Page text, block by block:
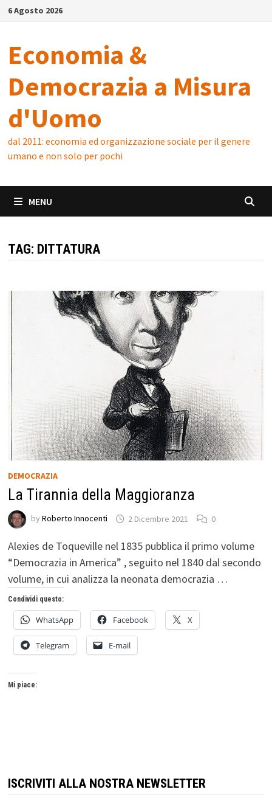
Skip6 Agosto 2026
Economia &
Democrazia a Misura
d'Uomo
dal 2011: economia ed organizzazione sociale per il genere
umano e non solo per pochi
MENU
TAG: DITTATURA
DEMOCRAZIA
La Tirannia della Maggioranza
by Roberto Innocenti 2 Dicembre 2021 0
Alexies de Toqueville nel 1835 pubblica il primo volume
“Democrazia in America” , seguito nel 1840 dal secondo
volume, in cui analizza la neonata democrazia …
Condividi questo:
WhatsApp Facebook X
Telegram E-mail
Mi piace:
ISCRIVITI ALLA NOSTRA NEWSLETTER